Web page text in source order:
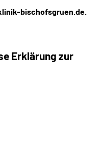
bischofsgruen.de.
Erklärung zur